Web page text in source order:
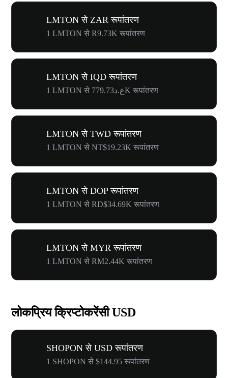
LMTON से ZAR रूपांतरण
1 LMTON से R9.73K रूपांतरण
LMTON से IQD रूपांतरण
1 LMTON से ع.د779.73K रूपांतरण
LMTON से TWD रूपांतरण
1 LMTON से NT$19.23K रूपांतरण
LMTON से DOP रूपांतरण
1 LMTON से RD$34.69K रूपांतरण
LMTON से MYR रूपांतरण
1 LMTON से RM2.44K रूपांतरण
लोकप्रिय क्रिप्टोकरेंसी USD
SHOPON से USD रूपांतरण
1 SHOPON से $144.95 रूपांतरण